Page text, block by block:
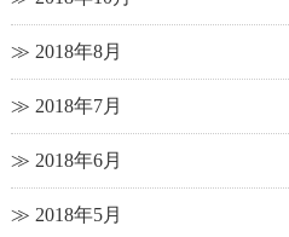
2018年8月
2018年7月
2018年6月
2018年5月